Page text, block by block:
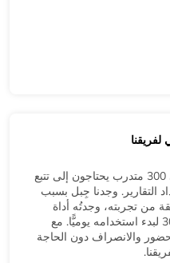
تطبيق مذهل. لدينا فريق من حوالي 300 متدرب يحتاجون إلى تتبع
التقارير. وجدنا جِبل بسبب
سلاك. بعد حوالي 20 دقيقة من تجربته، وجدتُه أداة
مذهلة ودعوت جميع المتدربين الـ300 لبدء استخدامه يوميًّا. مع
والانصراف دون الحاجة